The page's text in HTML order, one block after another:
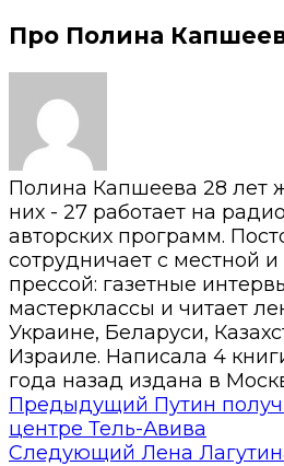
Про Полина
Полина Капшеева 28 лет
них - 27 работает на
авторских программ.
сотрудничает с местной
прессой: газетные
мастерклассы и читает
Украине, Беларуси,
Израиле. Написала 4
года назад издана в
Предыдущий Путин
центре Тель-Авива
Следующий Лена